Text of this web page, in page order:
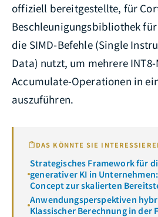
offiziell bereitgestellte, für
Beschleunigungsbibliothek
die SIMD-Befehle (Single
Data) nutzt, um mehrere
Accumulate-Operationen in
auszuführen.
DAS KÖNNTE SIE
Strategisches Framework für
generativer KI in
Concept zur skalierten
Anwendungsperspektiven
Klassischer Berechnung in